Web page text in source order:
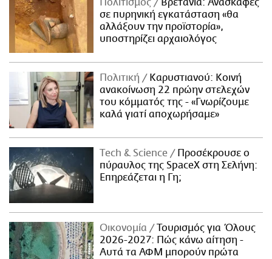
Πολιτισμός
Βρετανία: Ανασκαφές
σε πυρηνική εγκατάσταση «θα
αλλάξουν την προϊστορία»,
υποστηρίζει αρχαιολόγος
Πολιτική
Καρυστιανού: Κοινή
ανακοίνωση 22 πρώην στελεχών
του κόμματός της - «Γνωρίζουμε
καλά γιατί αποχωρήσαμε»
Τech & Science
Προσέκρουσε ο
πύραυλος της SpaceX στη Σελήνη:
Επηρεάζεται η Γη;
Οικονομία
Τουρισμός για Όλους
2026-2027: Πώς κάνω αίτηση -
Αυτά τα ΑΦΜ μπορούν πρώτα